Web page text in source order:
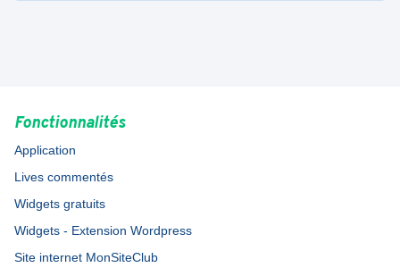
Fonctionnalités
Application
Lives commentés
Widgets gratuits
Widgets - Extension Wordpress
Site internet MonSiteClub